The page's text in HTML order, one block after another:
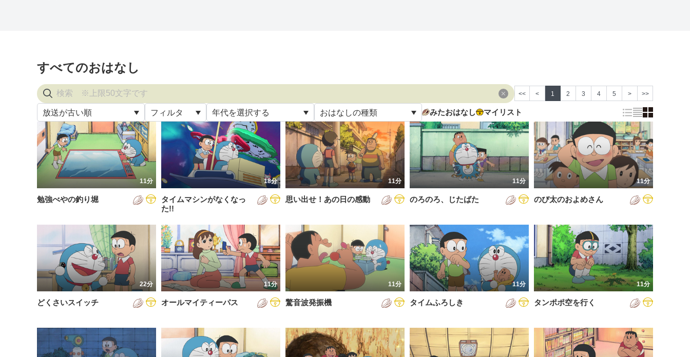
すべてのおはなし
<< < 1 2 3 4 5 > >>
放送が古い順
放送が古い順
放送が新しい順
配信が古い順
配信が新しい順
あいうえお順(降順)
動画が長い順
動画が短い順
フィルタ
すべて
視聴済み
年代を選択する
すべて
2005年
2006年
2007年
2009年
2010年
2011年
2012年
2013年
2015年
おはなしの種類
すべて
通常回
誕生日スペシャル
みたおはなし マイリスト
11分
勉強べやの釣り堀
18分
タイムマシンがなくなっ
た!!
11分
思い出せ！あの日の感動
11分
のろのろ、じたばた
11分
のび太のおよめさん
22分
どくさいスイッチ
11分
オールマイティーパス
11分
驚音波発振機
11分
タイムふろしき
11分
タンポポ空を行く